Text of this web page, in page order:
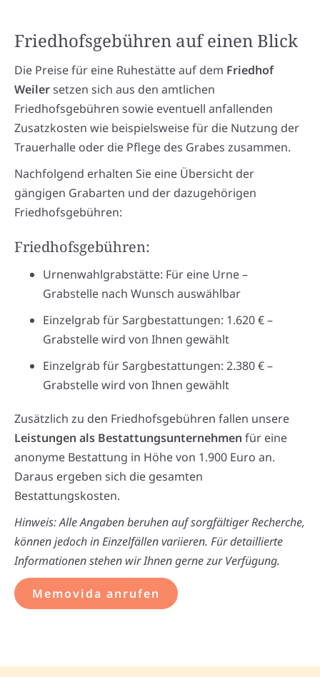
Friedhofsgebühren auf einen Blick
Die Preise für eine Ruhestätte auf dem Friedhof
Weilersetzen sich aus den amtlichen
Friedhofsgebühren sowie eventuell anfallenden
Zusatzkosten wie beispielsweise für die Nutzung der
Trauerhalle oder die Pflege des Grabes zusammen.
Nachfolgend erhalten Sie eine Übersicht der
gängigen Grabarten und der dazugehörigen
Friedhofsgebühren:
Friedhofsgebühren:
Urnenwahlgrabstätte: Für eine Urne –
Grabstelle nach Wunsch auswählbar
Einzelgrab für Sargbestattungen: 1.620 € –
Grabstelle wird von Ihnen gewählt
Einzelgrab für Sargbestattungen: 2.380 € –
Grabstelle wird von Ihnen gewählt
Zusätzlich zu den Friedhofsgebühren fallen unsere
Leistungen als Bestattungsunternehmen für eine
anonyme Bestattung in Höhe von 1.900 Euro an.
Daraus ergeben sich die gesamten
Bestattungskosten.
Hinweis: Alle Angaben beruhen auf sorgfältiger Recherche,
können jedoch in Einzelfällen variieren. Für detaillierte
Informationen stehen wir Ihnen gerne zur Verfügung.
Memovida anrufen